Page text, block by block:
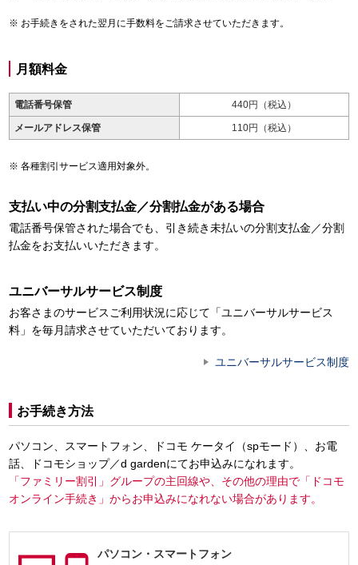
お手続きをされた翌月に手数料をご請求させていただきます。
月額料金
電話番号保管 440円（税込）
メールアドレス保管 110円（税込）
各種割引サービス適用対象外。
支払い中の分割支払金／分割払金がある場合
電話番号保管された場合でも、引き続き未払いの分割支払金／分割
払金をお支払いいただきます。
ユニバーサルサービス制度
お客さまのサービスご利用状況に応じて「ユニバーサルサービス
料」を毎月請求させていただいております。
ユニバーサルサービス制度
お手続き方法
パソコン、スマートフォン、ドコモ ケータイ（spモード）、お電
話、ドコモショップ／d gardenにてお申込みになれます。
「ファミリー割引」グループの主回線や、その他の理由で「ドコモ
オンライン手続き」からお申込みになれない場合があります。
パソコン・ スマートフォン